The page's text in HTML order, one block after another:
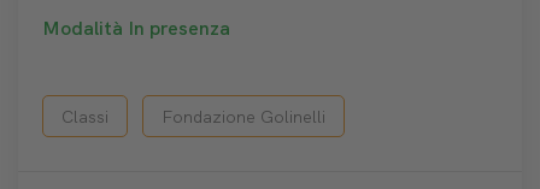
Modalità In presenza
Classi Fondazione Golinelli